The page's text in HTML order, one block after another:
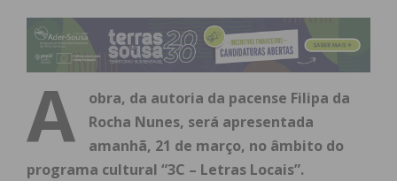
A
obra, da autoria da pacense Filipa da
Rocha Nunes, será apresentada
amanhã, 21 de março, no âmbito do
programa cultural “3C – Letras Locais”.